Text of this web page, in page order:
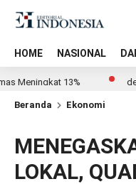
HOME NASIONAL
13% deGadai
Beranda Ekonomi
LOKAL,